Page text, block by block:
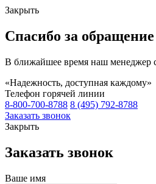
Закрыть
Спасибо за обращение
В ближайшее время наш менеджер
«Надежность, доступная каждому»
Телефон горячей линии
8-800-700-8788 8 (495) 792-8788
Заказать звонок
Закрыть
Заказать звонок
Ваше имя